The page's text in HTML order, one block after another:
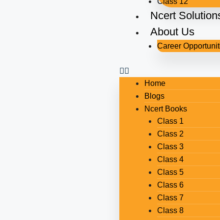
Ncert
About Us
Career
Home
Blogs
Ncert Books
Class 1
Class 2
Class 3
Class 4
Class 5
Class 6
Class 7
Class 8